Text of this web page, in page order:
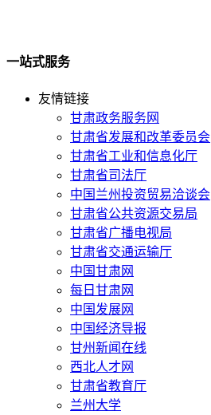
一站式服务
友情链接
甘肃政务服务网
甘肃省发展和改革委员会
甘肃省工业和信息化厅
甘肃省司法厅
中国兰州投资贸易洽谈会
甘肃省公共资源交易局
甘肃省广播电视局
甘肃省交通运输厅
中国甘肃网
每日甘肃网
中国发展网
中国经济导报
甘州新闻在线
西北人才网
甘肃省教育厅
兰州大学